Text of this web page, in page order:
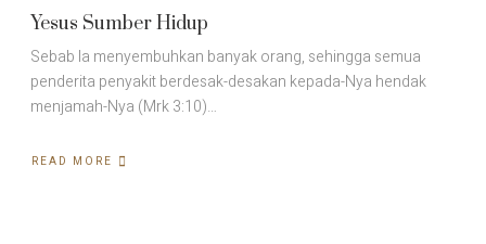
Yesus Sumber Hidup
Sebab Ia menyembuhkan banyak orang, sehingga semua
penderita penyakit berdesak-desakan kepada-Nya hendak
menjamah-Nya (Mrk 3:10)…
READ MORE
ABOUT